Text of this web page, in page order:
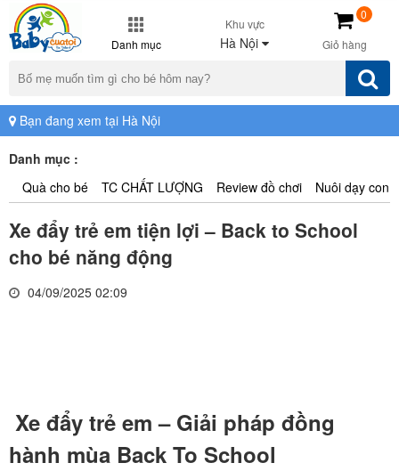
Danh mục
Khu vực
Hà Nội Giỏ hàng
0
Bạn đang xem tại Hà Nội
Danh mục :
Quà cho bé
TC CHẤT LƯỢNG Review đồ chơi Nuôi dạy con
Xe đẩy trẻ em tiện lợi – Back to School
cho bé năng động
04/09/2025 02:09
Xe đẩy trẻ em – Giải pháp đồng
hành mùa Back To School